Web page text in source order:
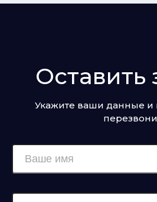
Оставить
Укажите ваши данные